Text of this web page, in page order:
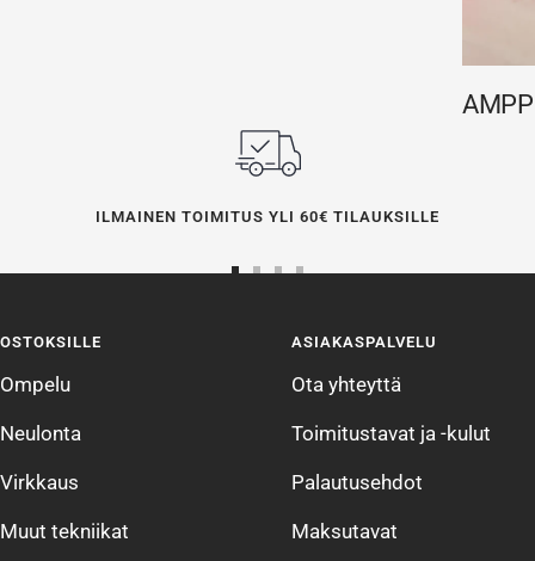
ILMAINEN TOIMITUS YLI 60€ TILAUKSILLE
4
OSTOKSILLE
Ompelu
Neulonta
Virkkaus
Muut tekniikat
ASIAKASPALVELU
Ota yhteyttä
Toimitustavat ja -kulut
Palautusehdot
Maksutavat